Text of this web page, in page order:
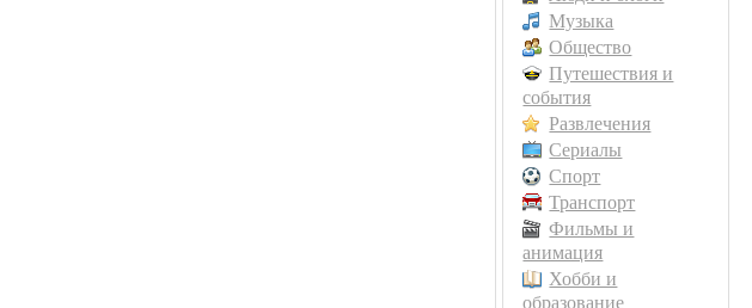
Музыка
Общество
Путешествия и
события
Развлечения
Сериалы
Спорт
Транспорт
Фильмы и
анимация
Хобби и
образование